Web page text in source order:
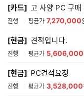
[카드] 고 사양 PC 구매
진행 평균가 7,270,000
[현금] 견적입니다.
진행 평균가 5,606,000
[현금] PC견적요청
진행 평균가 3,528,000